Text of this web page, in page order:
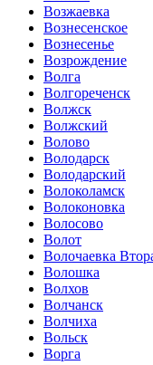
Возжаевка
Вознесенское
Вознесенье
Возрождение
Волга
Волгореченск
Волжск
Волжский
Волово
Володарск
Володарский
Волоколамск
Волоконовка
Волосово
Волот
Волочаевка
Волошка
Волхов
Волчанск
Волчиха
Вольск
Ворга